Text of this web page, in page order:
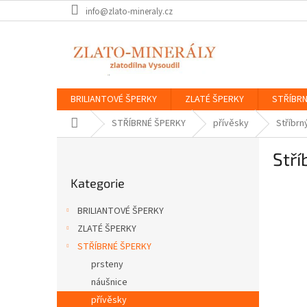
na
info@zlato-mineraly.cz
BRILIANTOVÉ ŠPERKY ZLATÉ ŠPERKY
Domů STŘÍBRNÉ ŠPERKY přívěsky
a
kategorie
Kategorie
BRILIANTOVÉ ŠPERKY
ZLATÉ ŠPERKY
STŘÍBRNÉ ŠPERKY
prsteny
náušnice
přívěsky